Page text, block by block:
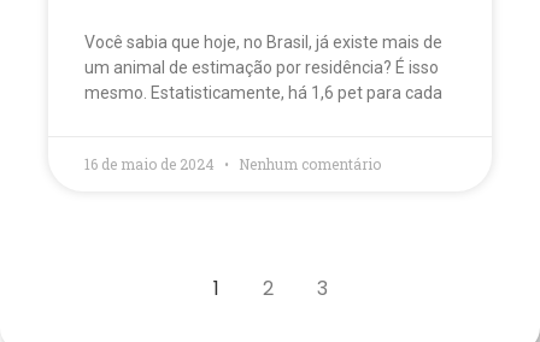
Você sabia que hoje, no Brasil, já existe mais de
um animal de estimação por residência? É isso
mesmo. Estatisticamente, há 1,6 pet para cada
16 de maio de 2024 Nenhum comentário
1 2 3